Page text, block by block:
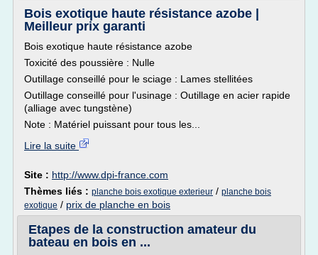
Bois exotique haute résistance azobe |
Meilleur prix garanti
Bois exotique haute résistance azobe
Toxicité des poussière : Nulle
Outillage conseillé pour le sciage : Lames stellitées
Outillage conseillé pour l'usinage : Outillage en acier rapide
(alliage avec tungstène)
Note : Matériel puissant pour tous les...
Lire la suite
Site : http://www.dpi-france.com
Thèmes liés : planche bois exotique exterieur / planche bois
exotique / prix de planche en bois
Etapes de la construction amateur du
bateau en bois en ...